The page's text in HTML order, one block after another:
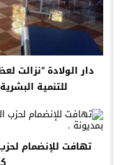
دار الولادة “نزالت
للتنمية
تهافت للإنضمام